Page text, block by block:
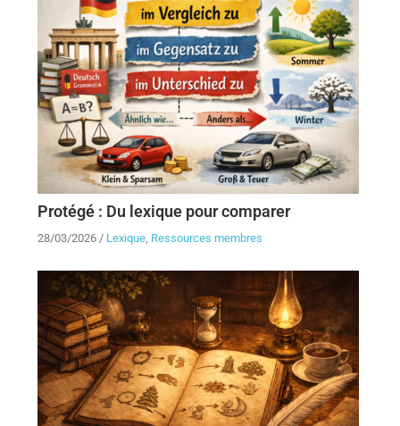
Protégé : Du lexique pour comparer
28/03/2026/ Lexique, Ressources membres